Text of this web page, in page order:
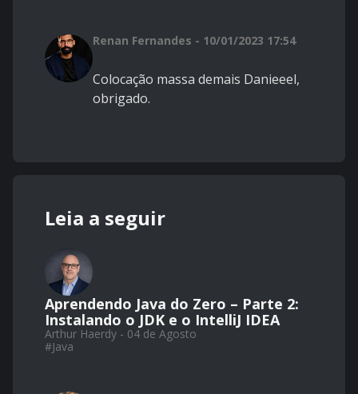
Renan Fernandes - 10/01/2023 17:54
Colocação massa demais Danieeel,
obrigado.
Leia a seguir
Aprendendo Java do Zero – Parte 2:
Instalando o JDK e o IntelliJ IDEA
Arthur Haerdy - 04 de Agosto
#Java